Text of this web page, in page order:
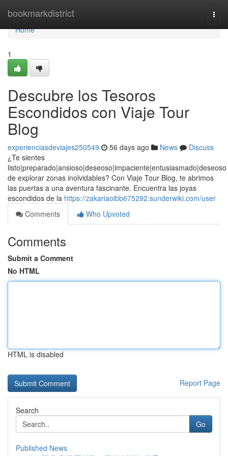
bookmarkdistrict
Home
Home
1
Descubre los Tesoros
Escondidos con Viaje Tour
Blog
experienciasdeviajes250549 56 days ago News
Discuss
¿Te sientes
listo|preparado|ansioso|deseoso|impaciente|entusiasmado|deseoso
de explorar zonas inolvidables? Con Viaje Tour Blog, te abrimos
las puertas a una aventura fascinante. Encuentra las joyas
escondidos de la https://zakariaoibb675292.sunderwiki.com/user
Comments
Who Upvoted
Comments
Submit a Comment
No HTML
HTML is disabled
Report Page
Search
Go
Published News